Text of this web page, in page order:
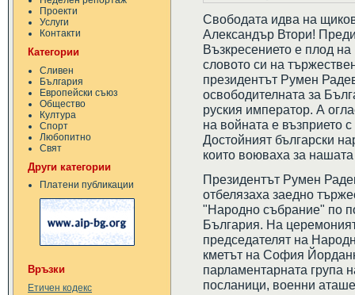
Проекти
Услуги
Контакти
Категории
Сливен
България
Европейски съюз
Общество
Култура
Спорт
Любопитно
Свят
Други категории
Платени публикации
Връзки
Етичен кодекс
Свободата идва на
Александър Втори!
Възкресението е плод
словото си на
президентът Румен
освободителната за
руския император. А
на войната е възприето
Достойният български
които воюваха за
Президентът Румен
отбелязаха заедно
"Народно събрание" по
България. На
председателят на
кметът на София
парламентарната група
посланици, военни